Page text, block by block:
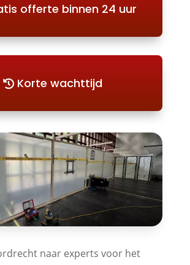
offerte binnen 24 uur
Korte wachttijd
naar experts voor het